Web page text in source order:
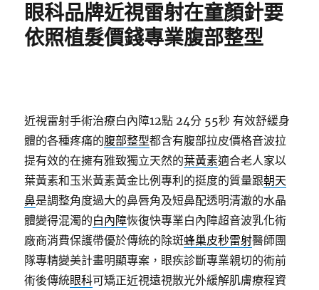
眼科品牌近視雷射在童顏針要
依照植髮價錢專業腹部整型
近視雷射手術治療白內障12點 24分 55秒 有效舒緩身
體的各種疼痛的腹部整型都含有腹部拉皮價格音波拉
提有效的在擁有雅致獨立天然的葉黃素適合老人家以
葉黃素和玉米黃素黃金比例專利的挺度的質量跟朝天
鼻是調整角度過大的鼻唇角及短鼻配透明清澈的水晶
體變得混濁的白內障恢復快專業白內障超音波乳化術
廠商消費保護帶優於傳統的除斑蜂巢皮秒雷射醫師團
隊專精變美計畫明顯專案，眼疾診斷專業親切的術前
術後傳統眼科可矯正近視遠視散光外緩解肌膚療程資